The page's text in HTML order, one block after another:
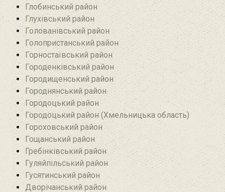
Глобинський район
Глухівський район‎
Голованівський район
Голопристанський район
Горностаївський район‎
Городенківський район
Городищенський район‎
Городнянський район
Городоцький район
Городоцький район (Хмельницька область)
Гороховський район
Гощанський район
Гребінківський район
Гуляйпільський район‎
Гусятинський район‎
Дворічанський район